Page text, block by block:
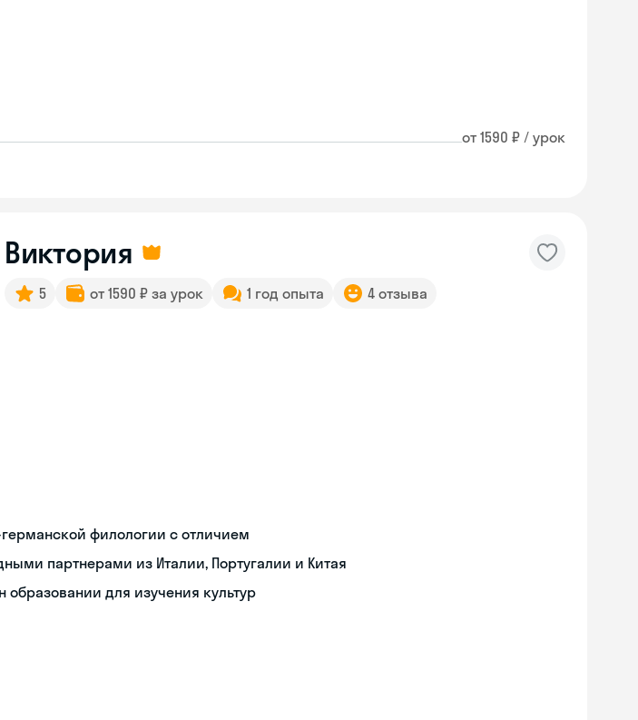
от 1590 ₽ / урок
Виктория
5 от 1590 ₽ за урок 1 год опыта 4 отзыва
филологии с отличием
партнерами из Италии, Португалии и Китая
образовании для изучения культур